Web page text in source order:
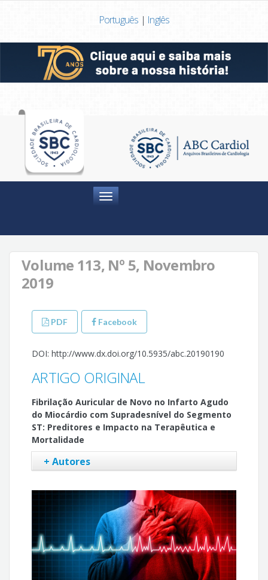
Português | Inglês
Menu
Volume 113, Nº 5, Novembro
2019
PDF Facebook
DOI: http://www.dx.doi.org/10.5935/abc.20190190
ARTIGO ORIGINAL
Fibrilação Auricular de Novo no Infarto Agudo
do Miocárdio com Supradesnível do Segmento
ST: Preditores e Impacto na Terapêutica e
Mortalidade
+ Autores
Kisa Hyde Congo
Adriana Belo
João Carvalho
David Neves